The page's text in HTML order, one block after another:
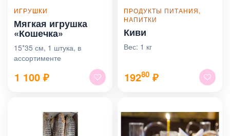
ИГРУШКИ
Мягкая игрушка
«Кошечка»
15*35 см, 1 штука, в
ассортименте
1 100 ₽
ПРОДУКТЫ ПИТАНИЯ,
НАПИТКИ
Киви
Вес: 1 кг
19280 ₽